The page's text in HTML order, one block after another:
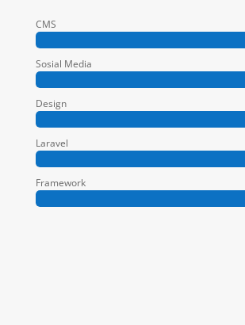
CMS
Sosial Media
Design
Laravel
Framework